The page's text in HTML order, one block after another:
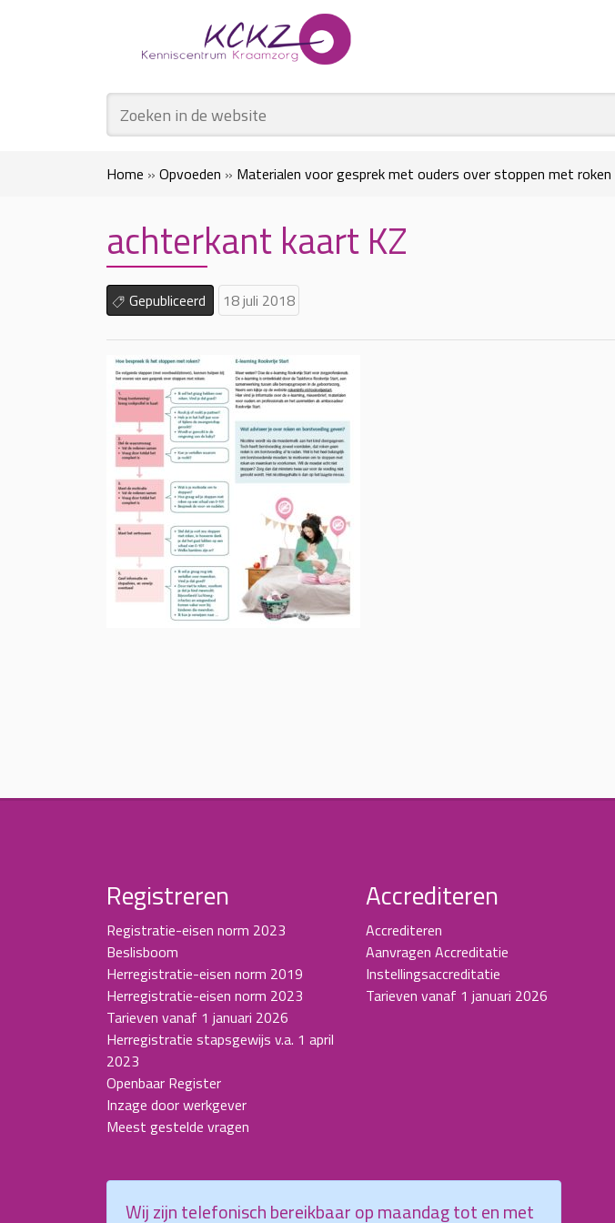
Home » Opvoeden » Materialen voor gesprek met ouders over stoppen met roken
achterkant kaart KZ
Gepubliceerd 18 juli 2018
Registreren
Registratie-eisen norm 2023
Beslisboom
Herregistratie-eisen norm 2019
Herregistratie-eisen norm 2023
Tarieven vanaf 1 januari 2026
Herregistratie stapsgewijs v.a. 1 april
2023
Openbaar Register
Inzage door werkgever
Meest gestelde vragen
Accrediteren
Accrediteren
Aanvragen Accreditatie
Instellingsaccreditatie
Tarieven vanaf 1 januari 2026
Wij zijn telefonisch bereikbaar op maandag tot en met